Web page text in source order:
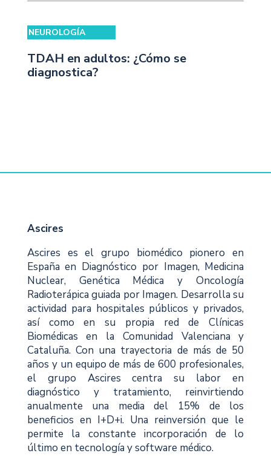
NEUROLOGÍA
TDAH en adultos: ¿Cómo se
diagnostica?
Ascires
Ascires es el grupo biomédico pionero en
España en Diagnóstico por Imagen, Medicina
Nuclear, Genética Médica y Oncología
Radioterápica guiada por Imagen. Desarrolla su
actividad para hospitales públicos y privados,
así como en su propia red de Clínicas
Biomédicas en la Comunidad Valenciana y
Cataluña. Con una trayectoria de más de 50
años y un equipo de más de 600 profesionales,
el grupo Ascires centra su labor en
diagnóstico y tratamiento, reinvirtiendo
anualmente una media del 15% de los
beneficios en I+D+i. Una reinversión que le
permite la constante incorporación de lo
último en tecnología y software médico.